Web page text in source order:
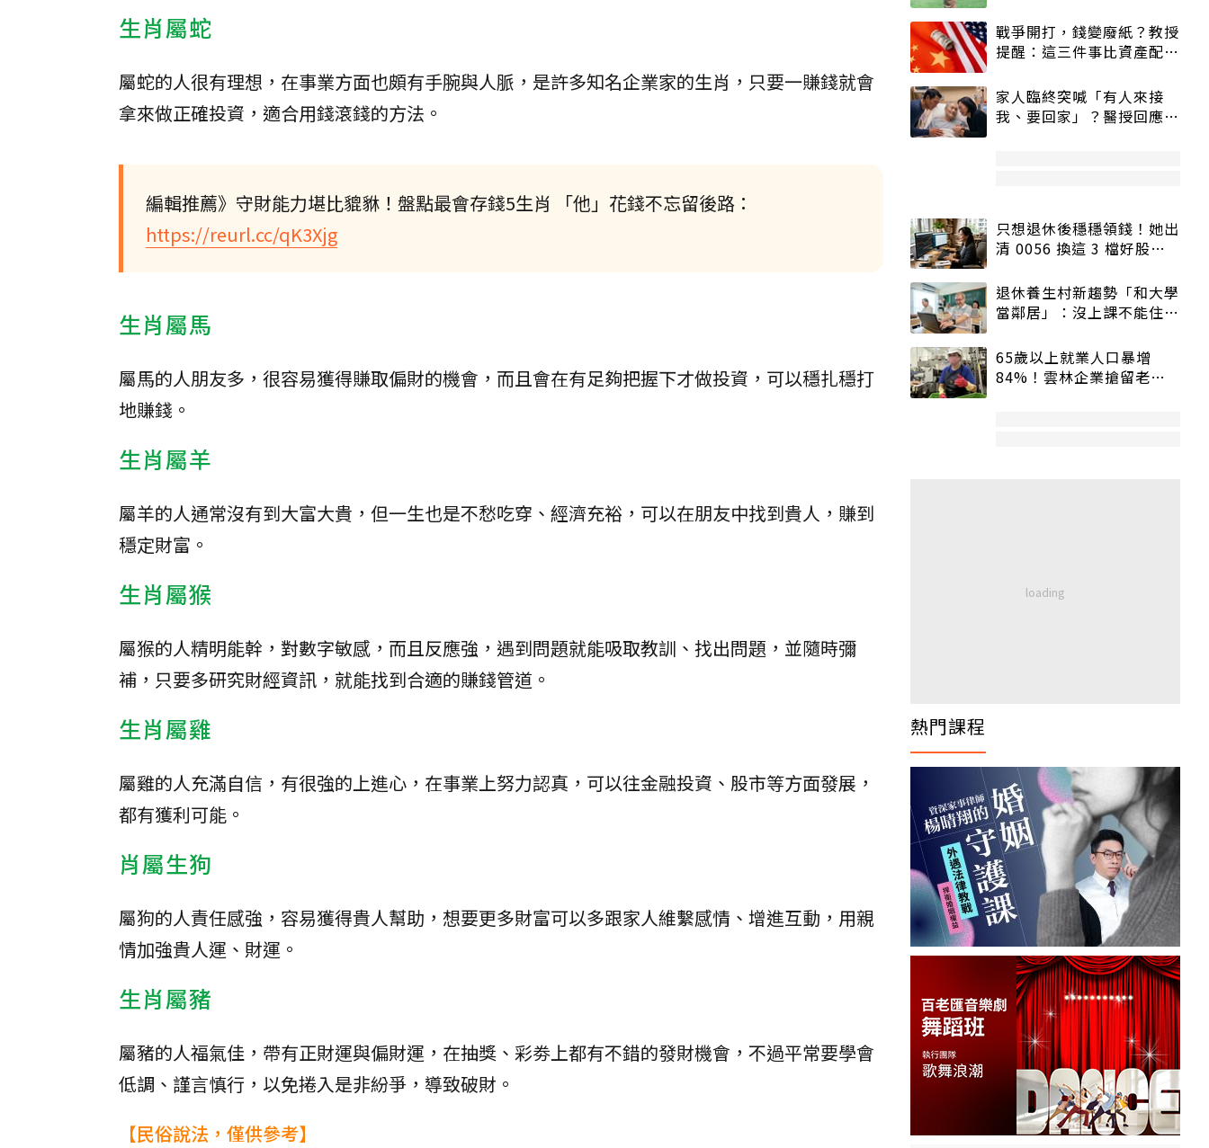
生肖屬蛇
屬蛇的人很有理想，在事業方面也頗有手腕與人脈，是許多知名企業家的生肖，只要一賺錢就會
拿來做正確投資，適合用錢滾錢的方法。
編輯推薦》守財能力堪比貔貅！盤點最會存錢5生肖 「他」花錢不忘留後路：
https://reurl.cc/qK3Xjg
生肖屬馬
屬馬的人朋友多，很容易獲得賺取偏財的機會，而且會在有足夠把握下才做投資，可以穩扎穩打
地賺錢。
生肖屬羊
屬羊的人通常沒有到大富大貴，但一生也是不愁吃穿、經濟充裕，可以在朋友中找到貴人，賺到
穩定財富。
生肖屬猴
屬猴的人精明能幹，對數字敏感，而且反應強，遇到問題就能吸取教訓、找出問題，並隨時彌
補，只要多研究財經資訊，就能找到合適的賺錢管道。
生肖屬雞
屬雞的人充滿自信，有很強的上進心，在事業上努力認真，可以往金融投資、股市等方面發展，
都有獲利可能。
肖屬生狗
屬狗的人責任感強，容易獲得貴人幫助，想要更多財富可以多跟家人維繫感情、增進互動，用親
情加強貴人運、財運。
生肖屬豬
屬豬的人福氣佳，帶有正財運與偏財運，在抽獎、彩劵上都有不錯的發財機會，不過平常要學會
低調、謹言慎行，以免捲入是非紛爭，導致破財。
【民俗說法，僅供參考】
戰爭開打，錢變廢紙？教授
提醒：這三件事比資產配置
家人臨終突喊「有人來接
我、要回家」？醫授回應方
只想退休後穩穩領錢！她出
清 0056 換這 3 檔好股：
退休養生村新趨勢「和大學
當鄰居」：沒上課不能住、
65歲以上就業人口暴增
84%！雲林企業搶留老員
熱門課程